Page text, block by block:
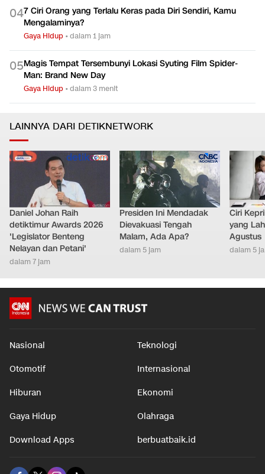
047 Ciri Orang yang Terlalu Keras pada Diri Sendiri, Kamu
Mengalaminya?
Gaya Hidup •dalam 1 jam
05Magis Tempat Tersembunyi Lokasi Syuting Film Spider-
Man: Brand New Day
Gaya Hidup •dalam 3 menit
LAINNYA DARI DETIKNETWORK
Daniel Johan Raih
detiktimur Awards 2026
'Legislator Benteng
Nelayan dan Petani'
dalam 7 jam
Presiden Ini Mendadak
Dievakuasi Tengah
Malam, Ada Apa?
dalam 5 jam
Ciri
yang
Agustus
dalam 5
Nasional Teknologi
Otomotif Internasional
Hiburan Ekonomi
Gaya Hidup Olahraga
Download Apps berbuatbaik.id